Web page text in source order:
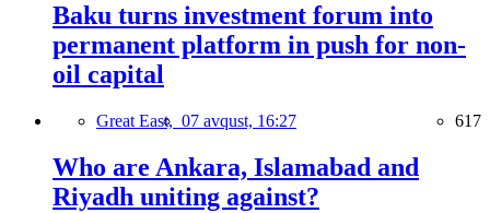
Baku turns investment forum into
permanent platform in push for non-
oil capital
Great East, 07 avqust, 16:27 617
Who are Ankara, Islamabad and
Riyadh uniting against?